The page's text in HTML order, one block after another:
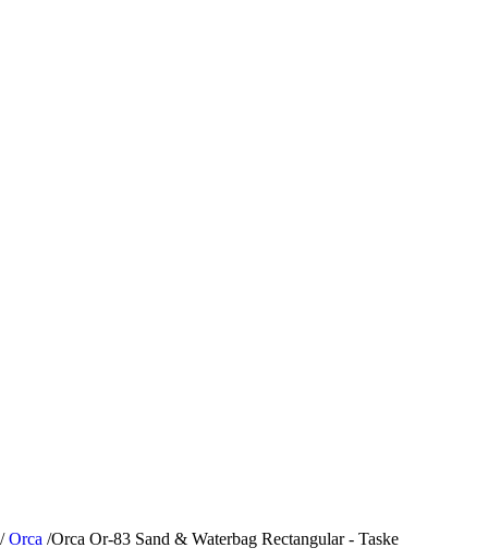
/ Orca /Orca Or-83 Sand & Waterbag Rectangular - Taske